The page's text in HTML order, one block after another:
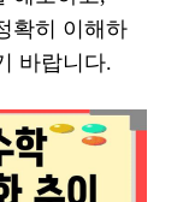
확히 이해하
바랍니다.